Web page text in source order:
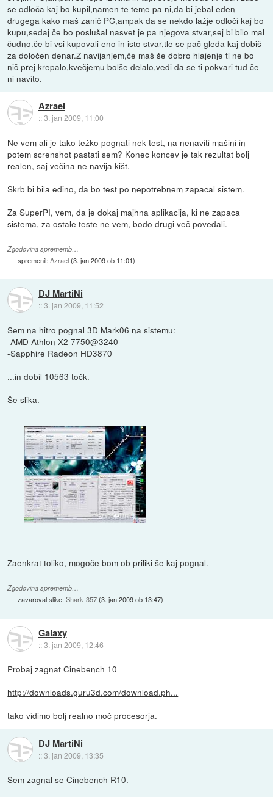
se odloča kaj bo kupil,namen te teme pa ni,da bi jebal eden
drugega kako maš zanič PC,ampak da se nekdo lažje odloči kaj bo
kupu,sedaj če bo poslušal nasvet je pa njegova stvar,sej bi bilo mal
čudno.če bi vsi kupovali eno in isto stvar,tle se pač gleda kaj dobiš
za določen denar.Z navijanjem,če maš še dobro hlajenje ti ne bo
nič prej krepalo,kvečjemu bolše delalo,vedi da se ti pokvari tud če
ni navito.
Azrael
::3. jan 2009, 11:00
Ne vem ali je tako težko pognati nek test, na nenaviti mašini in
potem screnshot pastati sem? Konec koncev je tak rezultat bolj
realen, saj večina ne navija kišt.
Skrb bi bila edino, da bo test po nepotrebnem zapacal sistem.
Za SuperPI, vem, da je dokaj majhna aplikacija, ki ne zapaca
sistema, za ostale teste ne vem, bodo drugi več povedali.
Zgodovina sprememb…
spremenil:Azrael(3. jan 2009 ob 11:01)
DJ MartiNi
::3. jan 2009, 11:52
Sem na hitro pognal 3D Mark06 na sistemu:
-AMD Athlon X2 7750@3240
-Sapphire Radeon HD3870
...in dobil 10563 točk.
Še slika.
Zaenkrat toliko, mogoče bom ob priliki še kaj pognal.
Zgodovina sprememb…
zavaroval slike:Shark-357(3. jan 2009 ob 13:47)
Galaxy
::3. jan 2009, 12:46
Probaj zagnat Cinebench 10
http://downloads.guru3d.com/download.ph...
tako vidimo bolj realno moč procesorja.
DJ MartiNi
::3. jan 2009, 13:35
Sem zagnal se Cinebench R10.